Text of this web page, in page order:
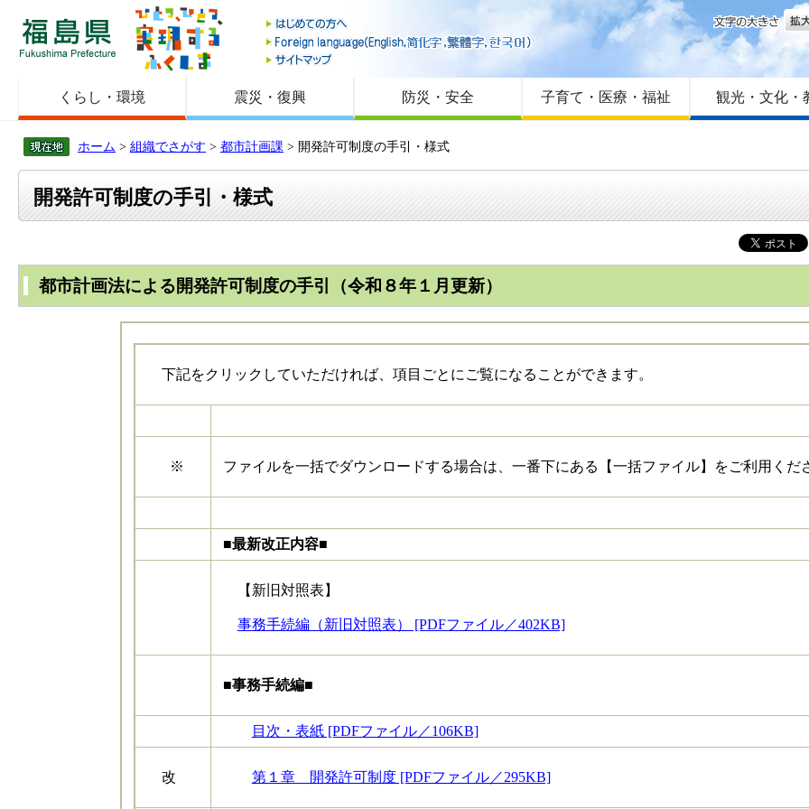
福島県
はじめての方へ
Foreign language
サイトマップ
文字
くらし・環境 震災・復興 防災・安全 子育て・医療・福祉 観光・文化・
ホーム > 組織でさがす > 都市計画課 > 開発許可制度の手引・様式
開発許可制度の手引・様式
都市計画法による開発許可制度の手引（令和８年１月更新）
下記をクリックしていただければ、項目ごとにご覧になることができます。
※ ファイルを一括でダウンロードする場合は、一番下にある【一括ファイル】をご利用くだ
■最新改正内容■
【新旧対照表】
事務手続編（新旧対照表） [PDFファイル／402KB]
■事務手続編■
目次・表紙 [PDFファイル／106KB]
改 第１章 開発許可制度 [PDFファイル／295KB]